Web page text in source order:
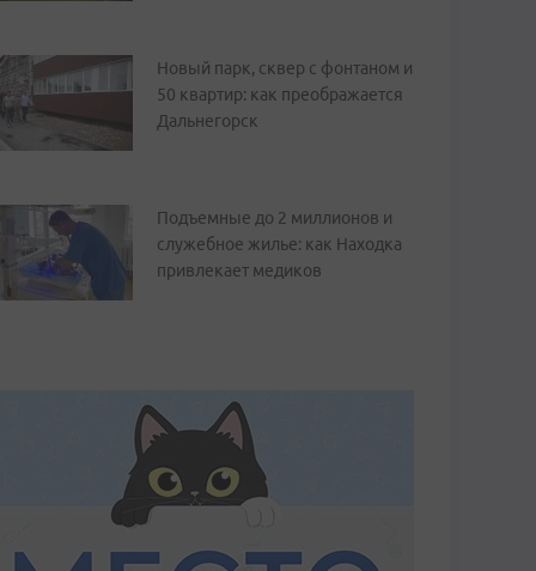
Новый парк, сквер с фонтаном и
50 квартир: как преображается
Дальнегорск
Подъемные до 2 миллионов и
служебное жилье: как Находка
привлекает медиков